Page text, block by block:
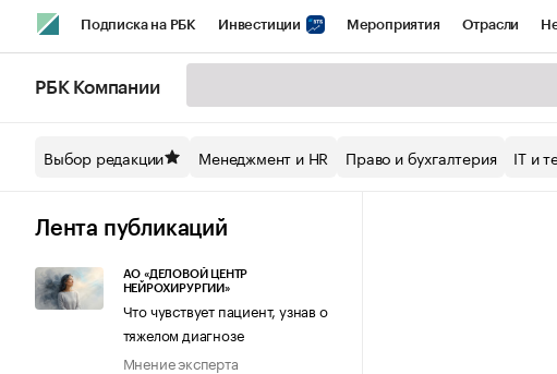
Подписка на РБК Инвестиции Мероприятия Отрасли
Спецпроекты СПб Конференции СПб Спецпроекты
Технологии и медиа
РБК Компании
Выбор редакции Менеджмент и HR Право и бухгалтерия IT и
Лента публикаций
АО «ДЕЛОВОЙ ЦЕНТР
НЕЙРОХИРУРГИИ»
Что чувствует пациент, узнав о
тяжелом диагнозе
Мнение эксперта